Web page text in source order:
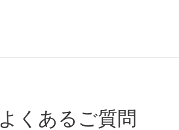
よくあるご質問